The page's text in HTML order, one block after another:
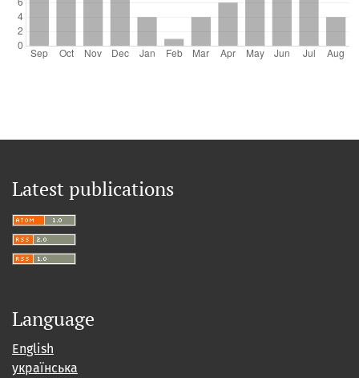
Latest publications
Language
English
українська